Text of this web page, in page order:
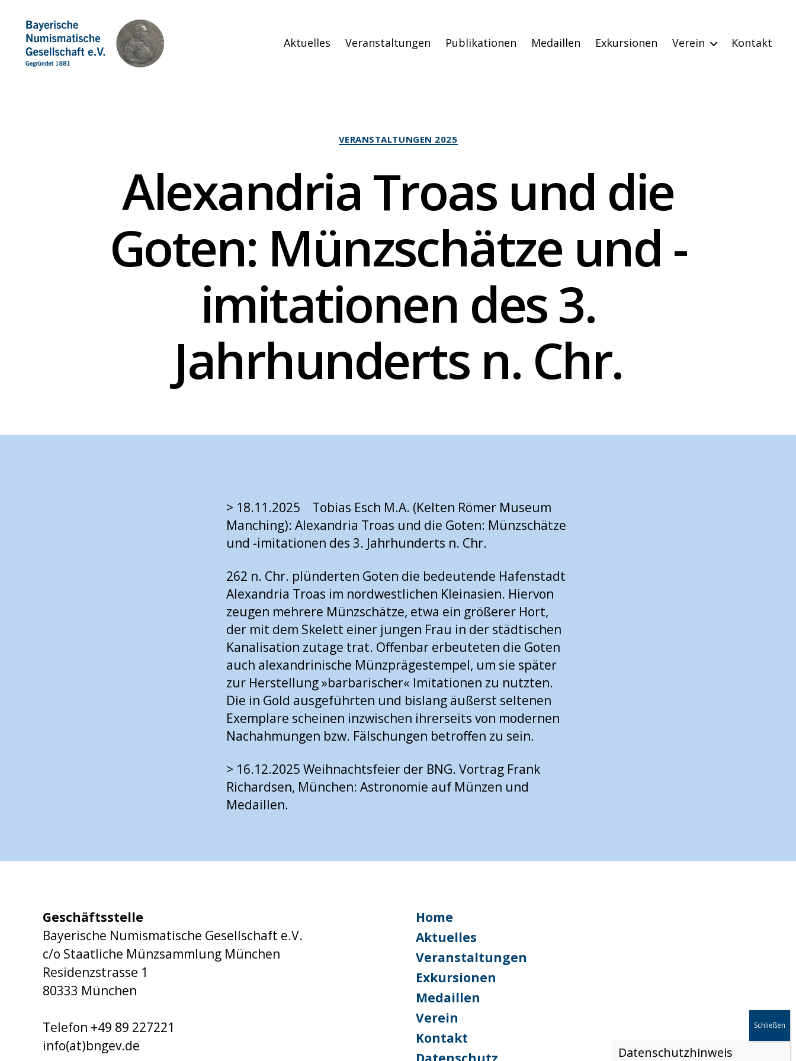
Aktuelles Veranstaltungen Publikationen Medaillen Exkursionen Verein Kontakt
Kategorien
VERANSTALTUNGEN 2025
Alexandria Troas und die
Goten: Münzschätze und -
imitationen des 3.
Jahrhunderts n. Chr.
> 18.11.2025 Tobias Esch M.A. (Kelten Römer Museum
Manching): Alexandria Troas und die Goten: Münzschätze
und -imitationen des 3. Jahrhunderts n. Chr.
262 n. Chr. plünderten Goten die bedeutende Hafenstadt
Alexandria Troas im nordwestlichen Kleinasien. Hiervon
zeugen mehrere Münzschätze, etwa ein größerer Hort,
der mit dem Skelett einer jungen Frau in der städtischen
Kanalisation zutage trat. Offenbar erbeuteten die Goten
auch alexandrinische Münzprägestempel, um sie später
zur Herstellung »barbarischer« Imitationen zu nutzten.
Die in Gold ausgeführten und bislang äußerst seltenen
Exemplare scheinen inzwischen ihrerseits von modernen
Nachahmungen bzw. Fälschungen betroffen zu sein.
> 16.12.2025 Weihnachtsfeier der BNG. Vortrag Frank
Richardsen, München: Astronomie auf Münzen und
Medaillen.
Geschäftsstelle
Bayerische Numismatische Gesellschaft e.V.
c/o Staatliche Münzsammlung München
Residenzstrasse 1
80333 München
Telefon +49 89 227221
info(at)bngev.de
Home
Aktuelles
Veranstaltungen
Exkursionen
Medaillen
Verein
Kontakt